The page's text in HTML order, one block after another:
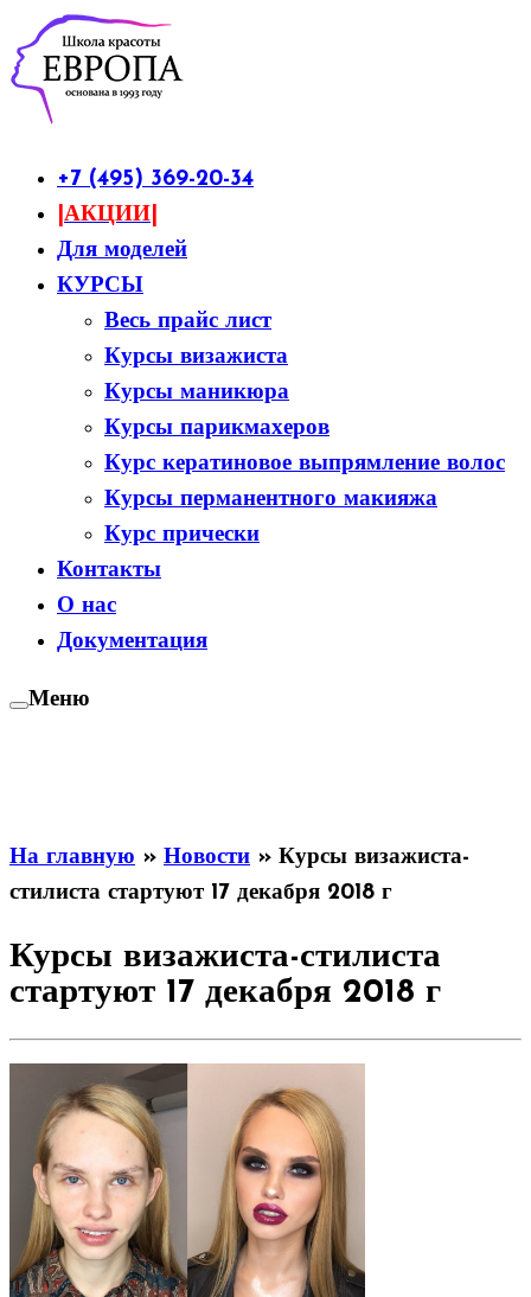
+7 (495) 369-20-34
|АКЦИИ|
Для моделей
КУРСЫ
Весь прайс лист
Курсы визажиста
Курсы маникюра
Курсы парикмахеров
Курс кератиновое выпрямление волос
Курсы перманентного макияжа
Курс прически
Контакты
О нас
Документация
Меню
На главную » Новости » Курсы визажиста-
стилиста стартуют 17 декабря 2018 г
Курсы визажиста-стилиста
стартуют 17 декабря 2018 г